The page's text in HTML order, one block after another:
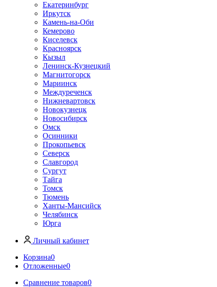
Екатеринбург
Иркутск
Камень-на-Оби
Кемерово
Киселевск
Красноярск
Кызыл
Ленинск-Кузнецкий
Магнитогорск
Мариинск
Междуреченск
Нижневартовск
Новокузнецк
Новосибирск
Омск
Осинники
Прокопьевск
Северск
Славгород
Сургут
Тайга
Томск
Тюмень
Ханты-Мансийск
Челябинск
Юрга
Личный кабинет
Корзина0
Отложенные0
Сравнение товаров0